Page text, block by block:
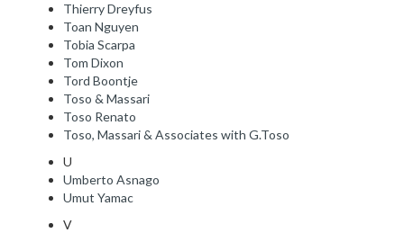
Thierry Dreyfus
Toan Nguyen
Tobia Scarpa
Tom Dixon
Tord Boontje
Toso & Massari
Toso Renato
Toso, Massari & Associates with G.Toso
U
Umberto Asnago
Umut Yamac
V